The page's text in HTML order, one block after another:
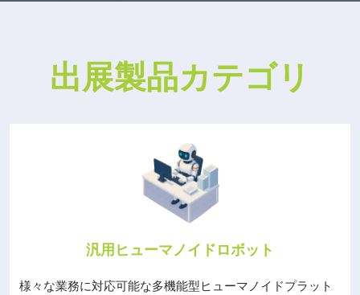
出展製品カテゴリ
汎用ヒューマノイドロボット
様々な業務に対応可能な多機能型ヒューマノイドプラット